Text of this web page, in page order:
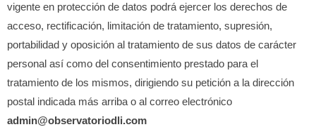
vigente en protección de datos podrá ejercer los derechos de
acceso, rectificación, limitación de tratamiento, supresión,
portabilidad y oposición al tratamiento de sus datos de carácter
personal así como del consentimiento prestado para el
tratamiento de los mismos, dirigiendo su petición a la dirección
postal indicada más arriba o al correo electrónico
admin@observatoriodli.com